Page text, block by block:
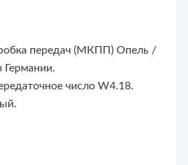
передач (МКПП) Опель /
Германии.
число W4.18.